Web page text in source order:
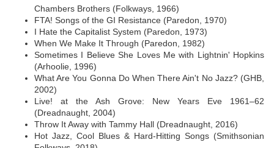
Chambers Brothers (Folkways, 1966)
FTA! Songs of the GI Resistance (Paredon, 1970)
I Hate the Capitalist System (Paredon, 1973)
When We Make It Through (Paredon, 1982)
Sometimes I Believe She Loves Me with Lightnin' Hopkins
(Arhoolie, 1996)
What Are You Gonna Do When There Ain't No Jazz? (GHB,
2002)
Live! at the Ash Grove: New Years Eve 1961–62
(Dreadnaught, 2004)
Throw It Away with Tammy Hall (Dreadnaught, 2016)
Hot Jazz, Cool Blues & Hard-Hitting Songs (Smithsonian